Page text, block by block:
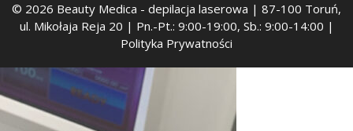
© 2026 Beauty Medica - depilacja laserowa | 87-100 Toruń,
ul. Mikołaja Reja 20 | Pn.-Pt.: 9:00-19:00, Sb.: 9:00-14:00 |
Polityka Prywatności